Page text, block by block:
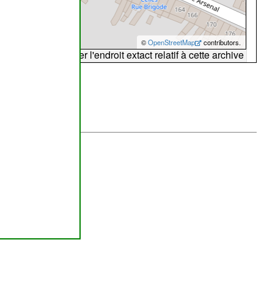
©OpenStreetMap contributors.
peut ne pas refléter l'endroit extact relatif à cette archive